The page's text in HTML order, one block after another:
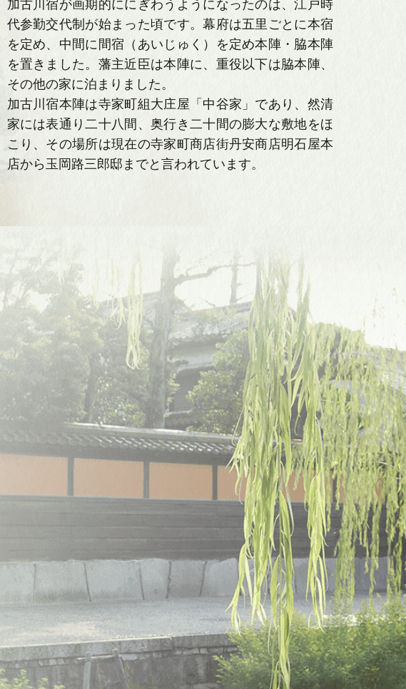
加古川宿が画期的ににぎわうようになったのは、江戸時
代参勤交代制が始まった頃です。幕府は五里ごとに本宿
を定め、中間に間宿（あいじゅく）を定め本陣・脇本陣
を置きました。藩主近臣は本陣に、重役以下は脇本陣、
その他の家に泊まりました。
加古川宿本陣は寺家町組大庄屋「中谷家」であり、然清
家には表通り二十八間、奥行き二十間の膨大な敷地をほ
こり、その場所は現在の寺家町商店街丹安商店明石屋本
店から玉岡路三郎邸までと言われています。